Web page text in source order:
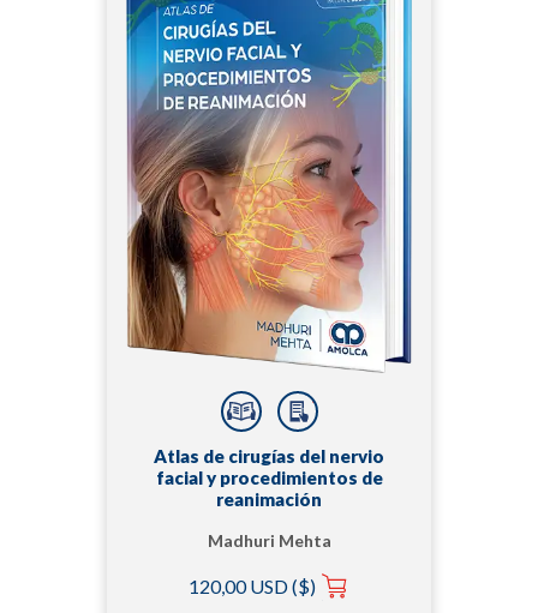
Atlas de cirugías del nervio
facial y procedimientos de
reanimación
Madhuri Mehta
120,00 USD ($)